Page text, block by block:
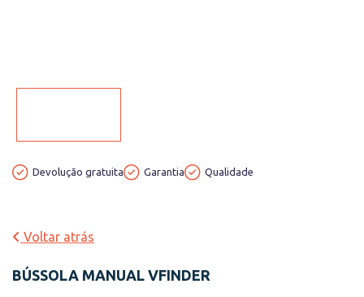
Devolução gratuita Garantia Qualidade
Voltar atrás
BÚSSOLA MANUAL VFINDER